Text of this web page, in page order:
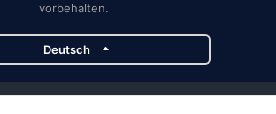
vorbehalten.
Deutsch